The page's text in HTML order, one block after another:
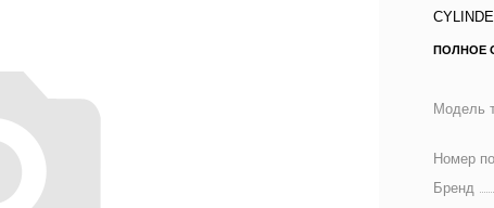
ПОЛНОЕ
Модель
Номер
Бренд